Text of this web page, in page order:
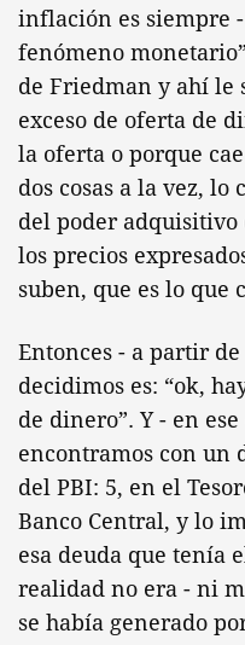
inflación es siempre
fenómeno
de Friedman y ahí le
exceso de oferta de
la oferta o porque
dos cosas a la vez,
del poder adquisitivo
los precios
suben, que es lo que
Entonces - a partir
decidimos es: “ok,
de dinero”. Y - en
encontramos con un
del PBI: 5, en el
Banco Central, y lo
esa deuda que tenía
realidad no era - ni
se había generado